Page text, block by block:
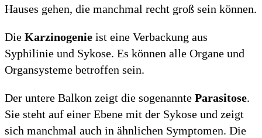
Hauses gehen, die manchmal recht groß sein können.
Die Karzinogenie ist eine Verbackung aus
Syphilinie und Sykose. Es können alle Organe und
Organsysteme betroffen sein.
Der untere Balkon zeigt die sogenannte Parasitose.
Sie steht auf einer Ebene mit der Sykose und zeigt
sich manchmal auch in ähnlichen Symptomen. Die